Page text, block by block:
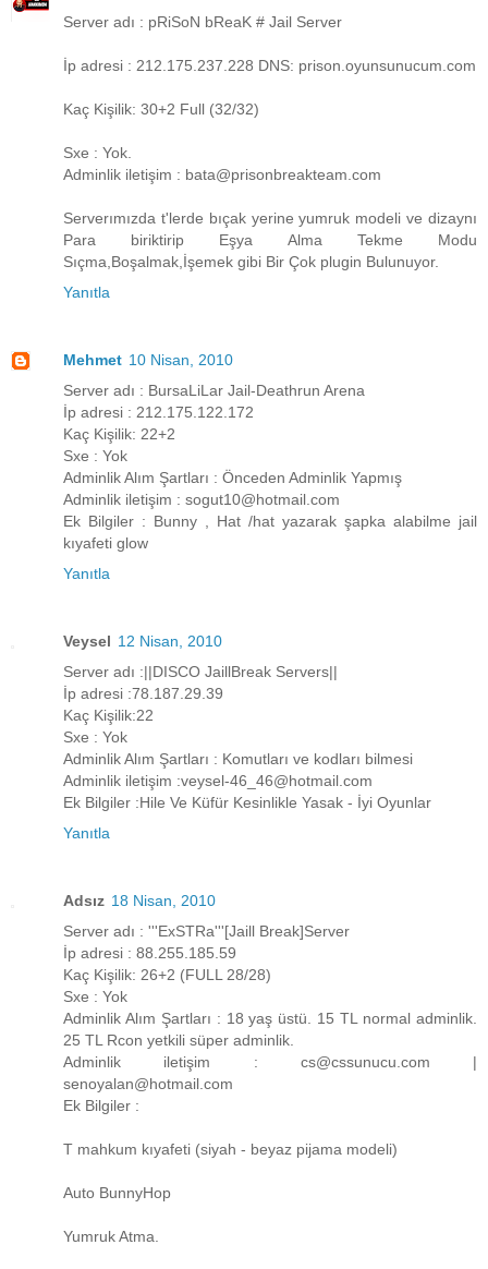
Server adı : pRiSoN bReaK # Jail Server
İp adresi : 212.175.237.228 DNS: prison.oyunsunucum.com
Kaç Kişilik: 30+2 Full (32/32)
Sxe : Yok.
Adminlik iletişim : bata@prisonbreakteam.com
Serverımızda t'lerde bıçak yerine yumruk modeli ve dizaynı
Para biriktirip Eşya Alma Tekme Modu
Sıçma,Boşalmak,İşemek gibi Bir Çok plugin Bulunuyor.
Yanıtla
Mehmet 10 Nisan, 2010
Server adı : BursaLiLar Jail-Deathrun Arena
İp adresi : 212.175.122.172
Kaç Kişilik: 22+2
Sxe : Yok
Adminlik Alım Şartları : Önceden Adminlik Yapmış
Adminlik iletişim : sogut10@hotmail.com
Ek Bilgiler : Bunny , Hat /hat yazarak şapka alabilme jail
kıyafeti glow
Yanıtla
Veysel 12 Nisan, 2010
Server adı :||DISCO JaillBreak Servers||
İp adresi :78.187.29.39
Kaç Kişilik:22
Sxe : Yok
Adminlik Alım Şartları : Komutları ve kodları bilmesi
Adminlik iletişim :veysel-46_46@hotmail.com
Ek Bilgiler :Hile Ve Küfür Kesinlikle Yasak - İyi Oyunlar
Yanıtla
Adsız 18 Nisan, 2010
Server adı : '''ExSTRa'''[Jaill Break]Server
İp adresi : 88.255.185.59
Kaç Kişilik: 26+2 (FULL 28/28)
Sxe : Yok
Adminlik Alım Şartları : 18 yaş üstü. 15 TL normal adminlik.
25 TL Rcon yetkili süper adminlik.
Adminlik iletişim : cs@cssunucu.com |
senoyalan@hotmail.com
Ek Bilgiler :
T mahkum kıyafeti (siyah - beyaz pijama modeli)
Auto BunnyHop
Yumruk Atma.